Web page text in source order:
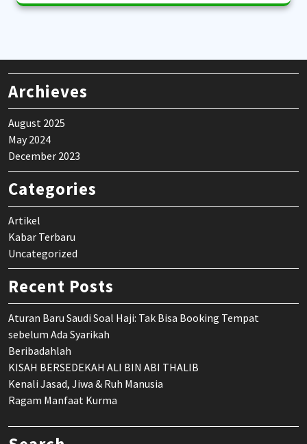
Archieves
August 2025
May 2024
December 2023
Categories
Artikel
Kabar Terbaru
Uncategorized
Recent Posts
Aturan Baru Saudi Soal Haji: Tak Bisa Booking Tempat
sebelum Ada Syarikah
Beribadahlah
KISAH BERSEDEKAH ALI BIN ABI THALIB
Kenali Jasad, Jiwa & Ruh Manusia
Ragam Manfaat Kurma